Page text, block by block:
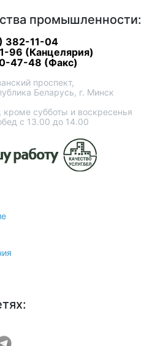
промышленности:
382-11-04
96 (Канцелярия)
47-48 (Факс)
проспект,
Беларусь, г. Минск
кроме субботы и воскресенья
с 13.00 до 14.00